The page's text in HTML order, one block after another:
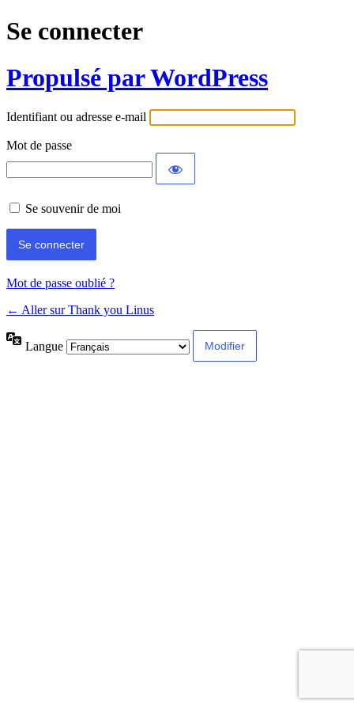
Se connecter
Propulsé par WordPress
Identifiant ou adresse e-mail
Mot de passe
Se souvenir de moi
Mot de passe oublié ?
← Aller sur Thank you Linus
Langue